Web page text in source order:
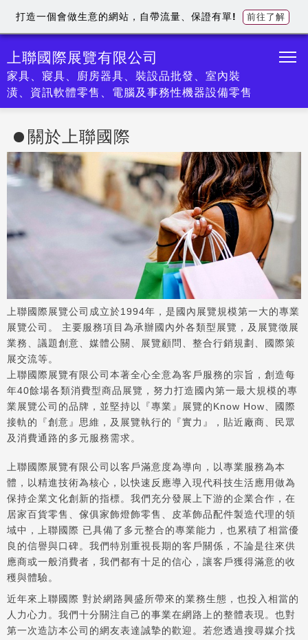
上聯國際展覽有限公司
家具、寢具、廚房器具、裝設品批發、室內裝
潢、資訊軟體零售、電腦及事務性機器設備零售
關於上聯國際
上聯國際展覽公司成立於1994年，是國內展覽規模第一大的專業
展覽公司。 主要服務項目為承辦國內外各類型展覽，及展覽徵展
業務、議題創意、媒體公關、展覽顧問、整合行銷規劃、國際策
展交流等。
上聯國際展覽有限公司本著全心全意為客戶服務的宗旨，創造每
年40餘場各類消費型商品展覽，努力打造國內第一最大規模的專
業展覽公司的品牌，並堅持以『專業』展覽的Know How、國際
接軌的『創意』思維，及展覽執行的『實力』，貼近廠商、民眾
及消費通路的多元服務需求。
上聯國際展覽有限公司以客戶滿意度為導向，以專業服務為本
體，以精進技術為核心，以快速反應導入現代科技生活應用做為
保持企業文化創新的指標。我們充分發展上下游的企業合作，在
居家百貨零售、傢俱家飾燈飾零售、皮革飾品配件製造代理的領
域中，上聯國際 已具備了多元整合的專業能力，也累積了相當優
良的信譽與口碑。我們特別重視長期的客戶關係，不論是往來供
應商或一般消費者，我們都有十足的信心，讓客戶獲得滿意的收
穫與體驗。
近年來上聯國際 對於網路興盛所帶來的業務生態，也投入相當的
人力心力。我們十分關注自己的事業在網路上的整體表現。也對
第一次造訪本公司的網友表達誠摯的歡迎。若您透過搜尋媒介找
打造一個會做生意的網站，自帶流量、保證有單! 前往了解